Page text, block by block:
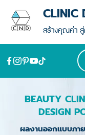
สร้างคุณค่า
CLINIC
BEAUTY
DESIGN
ผลงานออกแบบภา